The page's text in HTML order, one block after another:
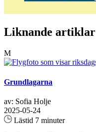
Liknande artiklar
M
Grundlagarna
av: Sofia Holje
2025-05-24
Lästid 7 minuter